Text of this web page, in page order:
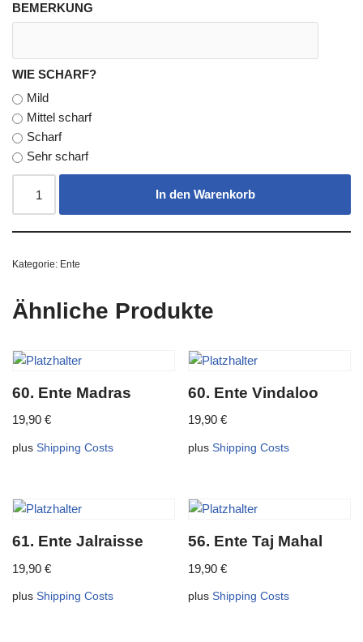
BEMERKUNG
WIE SCHARF?
Mild
Mittel scharf
Scharf
Sehr scharf
In den Warenkorb
Kategorie: Ente
Ähnliche Produkte
60. Ente Madras
19,90 €
plus Shipping Costs
60. Ente Vindaloo
19,90€
plusShipping Costs
61. Ente Jalraisse
19,90 €
plus Shipping Costs
56. Ente Taj Mahal
19,90€
plusShipping Costs